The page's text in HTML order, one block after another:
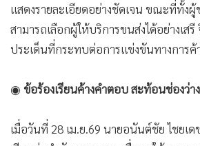
แสดงรายละเอียดอย่างชัดเจน ขณะที่ทั้งผู้
สามารถเลือกผู้ให้บริการขนส่งได้อย่างเสรี
ประเด็นที่กระทบต่อการแข่งขันทางการค้
◉ ข้อร้องเรียนค้างคำตอบ สะท้อนช่องว่า
เมื่อวันที่ 28 เม.ย.69 นายอนันต์ชัย ไชยเ